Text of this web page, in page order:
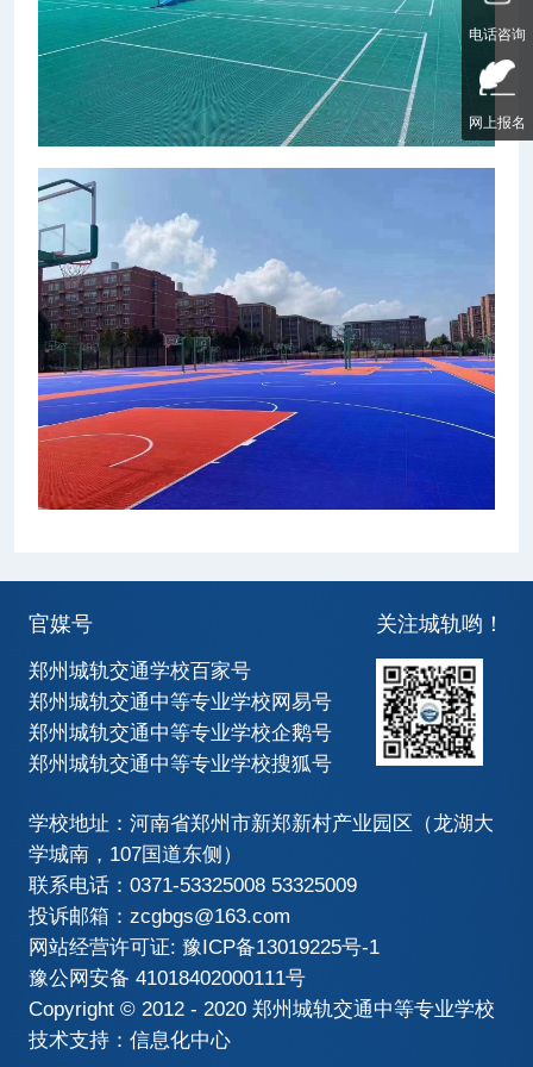
官媒号
郑州城轨交通学校百家号
郑州城轨交通中等专业学校网易号
郑州城轨交通中等专业学校企鹅号
郑州城轨交通中等专业学校搜狐号
关注城轨哟！
学校地址：河南省郑州市新郑新村产业园区（龙湖大
学城南，107国道东侧）
联系电话：0371-53325008 53325009
投诉邮箱：zcgbgs@163.com
网站经营许可证: 豫ICP备13019225号-1
豫公网安备 41018402000111号
Copyright © 2012 - 2020 郑州城轨交通中等专业学校
技术支持：信息化中心
电话咨询
网上报名